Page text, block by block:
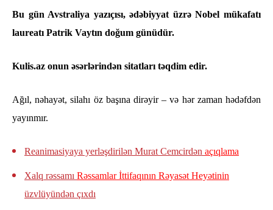
Bu gün Avstraliya yazıçısı, ədəbiyyat üzrə Nobel mükafatı
laureatı Patrik Vaytın doğum günüdür.
Kulis.az onun əsərlərindən sitatları təqdim edir.
Ağıl, nəhayət, silahı öz başına dirəyir – və hər zaman hədəfdən
yayınmır.
Reanimasiyaya yerləşdirilən Murat Cemcirdən açıqlama
Xalq rəssamı Rəssamlar İttifaqının Rəyasət Heyətinin
üzvlüyündən çıxdı